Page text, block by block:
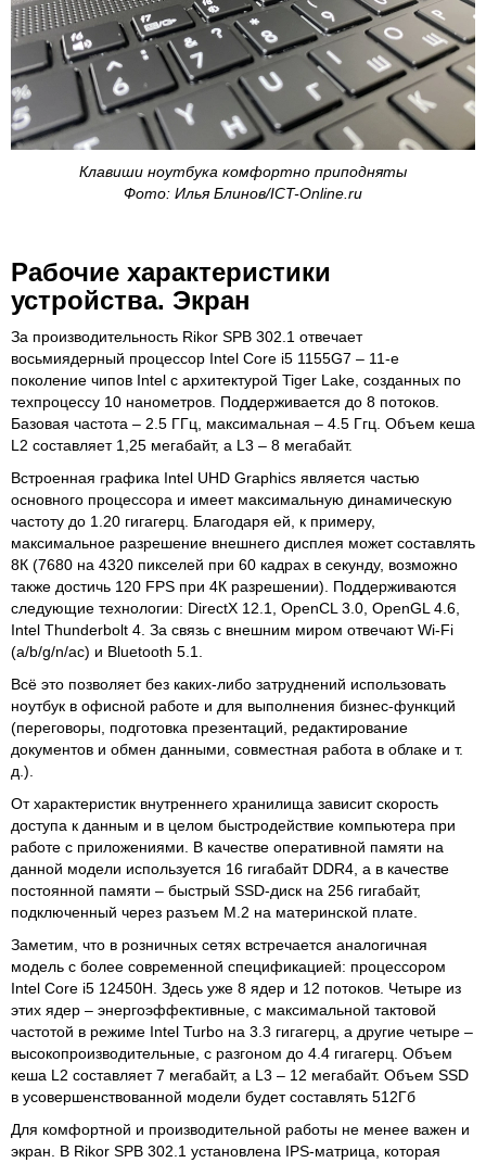
Клавиши ноутбука комфортно приподняты
Фото: Илья Блинов/ICT-Online.ru
Рабочие характеристики
устройства. Экран
За производительность Rikor SPB 302.1 отвечает
восьмиядерный процессор Intel Core i5 1155G7 – 11-е
поколение чипов Intel с архитектурой Tiger Lake, созданных по
техпроцессу 10 нанометров. Поддерживается до 8 потоков.
Базовая частота – 2.5 ГГц, максимальная – 4.5 Ггц. Объем кеша
L2 составляет 1,25 мегабайт, а L3 – 8 мегабайт.
Встроенная графика Intel UHD Graphics является частью
основного процессора и имеет максимальную динамическую
частоту до 1.20 гигагерц. Благодаря ей, к примеру,
максимальное разрешение внешнего дисплея может составлять
8К (7680 на 4320 пикселей при 60 кадрах в секунду, возможно
также достичь 120 FPS при 4К разрешении). Поддерживаются
следующие технологии: DirectX 12.1, OpenCL 3.0, OpenGL 4.6,
Intel Thunderbolt 4. За связь с внешним миром отвечают Wi-Fi
(a/b/g/n/ac) и Bluetooth 5.1.
Всё это позволяет без каких-либо затруднений использовать
ноутбук в офисной работе и для выполнения бизнес-функций
(переговоры, подготовка презентаций, редактирование
документов и обмен данными, совместная работа в облаке и т.
д.).
От характеристик внутреннего хранилища зависит скорость
доступа к данным и в целом быстродействие компьютера при
работе с приложениями. В качестве оперативной памяти на
данной модели используется 16 гигабайт DDR4, а в качестве
постоянной памяти – быстрый SSD-диск на 256 гигабайт,
подключенный через разъем M.2 на материнской плате.
Заметим, что в розничных сетях встречается аналогичная
модель с более современной спецификацией: процессором
Intel Core i5 12450H. Здесь уже 8 ядер и 12 потоков. Четыре из
этих ядер – энергоэффективные, с максимальной тактовой
частотой в режиме Intel Turbo на 3.3 гигагерц, а другие четыре –
высокопроизводительные, с разгоном до 4.4 гигагерц. Объем
кеша L2 составляет 7 мегабайт, а L3 – 12 мегабайт. Объем SSD
в усовершенствованной модели будет составлять 512Гб
Для комфортной и производительной работы не менее важен и
экран. В Rikor SPB 302.1 установлена IPS-матрица, которая